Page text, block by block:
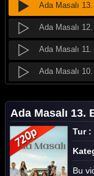
Ada Masalı
Ada Masalı
Ada Masalı
Ada Masalı
Ada Masalı 8.
Ada Masalı 7.
Ada Masalı 6.
Ada Masalı 13.
Tur :
Bu